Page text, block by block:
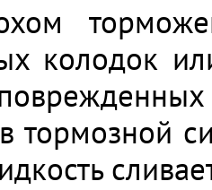
колодок
тормозной